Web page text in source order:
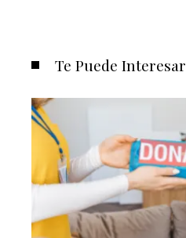
Te Puede Interesar